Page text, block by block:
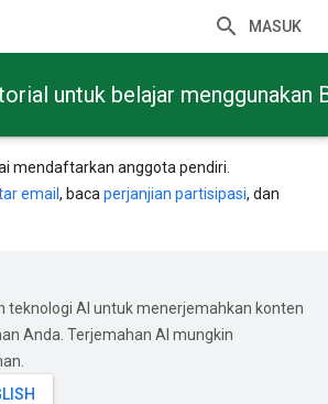
MASUK
untuk belajar menggunakan
mendaftarkan anggota pendiri.
email , baca perjanjian partisipasi, dan
teknologi AI untuk menerjemahkan konten
Anda. Terjemahan AI mungkin